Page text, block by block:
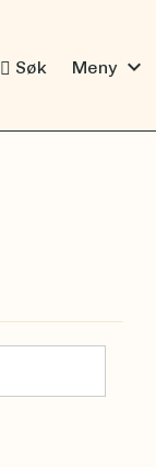
Søk Meny expand_more